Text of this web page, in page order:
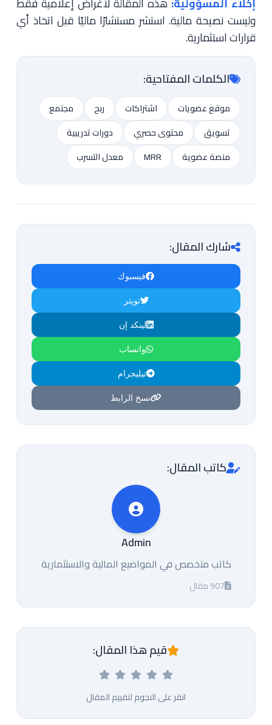
وليست نصيحة مالية. استشر مستشارًا ماليًا قبل اتخاذ أي
قرارات استثمارية.
الكلمات المفتاحية:
موقع عضويات اشتراكات ربح
مجتمع
تسويق
محتوى حصري
دورات تدريبية
منصة عضوية
MRR معدل التسرب
شارك المقال:
فيسبوك
تويتر
لينكد إن
واتساب
تيليجرام
نسخ الرابط
كاتب المقال:
Admin
كاتب متخصص في المواضيع المالية والاستثمارية
907 مقال
قيم هذا المقال:
انقر على النجوم لتقييم المقال